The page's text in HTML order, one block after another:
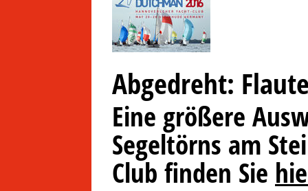
Abgedreht:
Eine größere
Segeltörns am
Club finden Sie